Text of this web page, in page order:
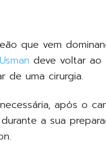
que vem
deve voltar
de uma cirurgia.
após o
a sua